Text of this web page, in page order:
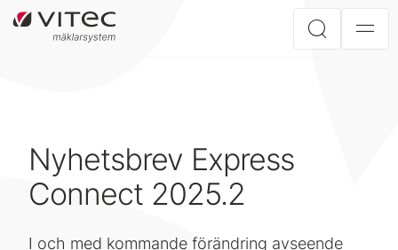
Nyhetsbrev Express
Connect 2025.2
I och med kommande förändring avseende